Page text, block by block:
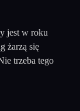
jest w roku
żarzą się
trzeba tego